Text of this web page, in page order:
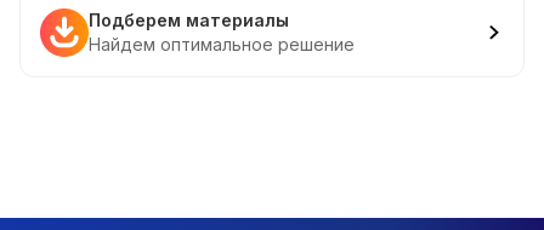
Подберем материалы
Найдем оптимальное решение